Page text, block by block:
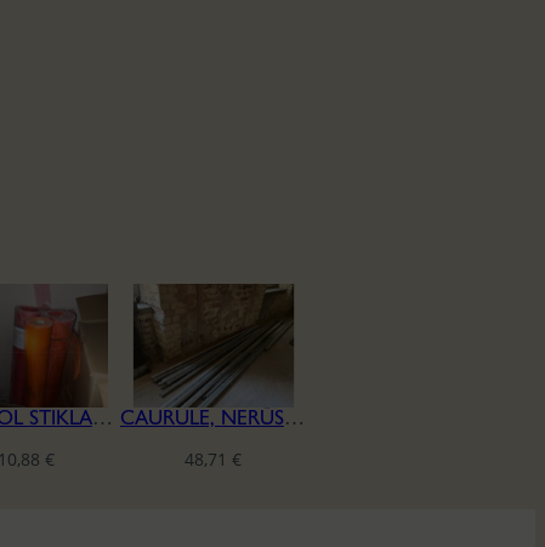
CAPAROL STIKLAŠĶIEDRAS SIETS
10,88€
CAURULE, NERŪSĒJOŠĀ TĒRAUDA
48,71€